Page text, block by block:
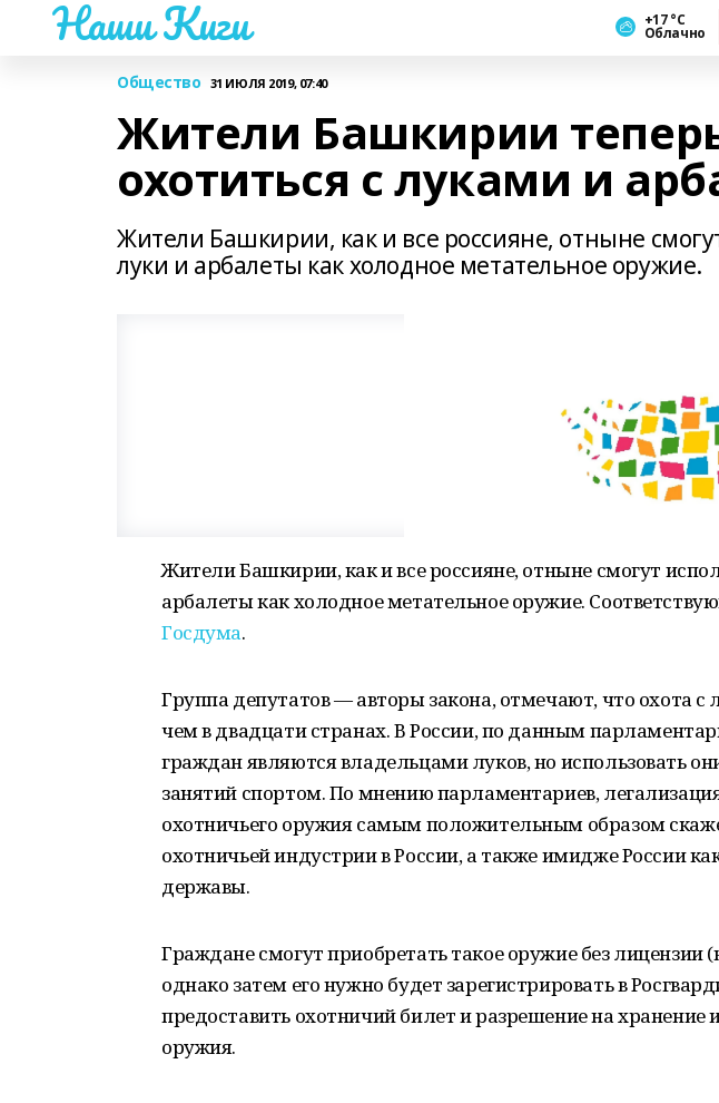
Наши Киги +17 °С
Облачно
Общество 31 ИЮЛЯ 2019, 07:40
Жители Башкирии
охотиться с луками и
Жители Башкирии, как и все россияне, отныне
луки и арбалеты как холодное метательное оружие.
Жители Башкирии, как и все россияне, отныне смогут
арбалеты как холодное метательное оружие.
Госдума.
Группа депутатов — авторы закона, отмечают, что охота с
чем в двадцати странах. В России, по данным
граждан являются владельцами луков, но использовать
занятий спортом. По мнению парламентариев,
охотничьего оружия самым положительным образом
охотничьей индустрии в России, а также имидже России
державы.
Граждане смогут приобретать такое оружие без лицензии
однако затем его нужно будет зарегистрировать в
предоставить охотничий билет и разрешение на хранение
оружия.